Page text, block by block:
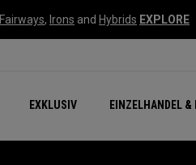
Fairways, Irons and Hybrids EXPLORE
EXKLUSIV EINZELHANDEL
Neu – Quantum
Neu Chrome Tour
NEW Golf Bags
New - REVA Complete
Online Selector Tools